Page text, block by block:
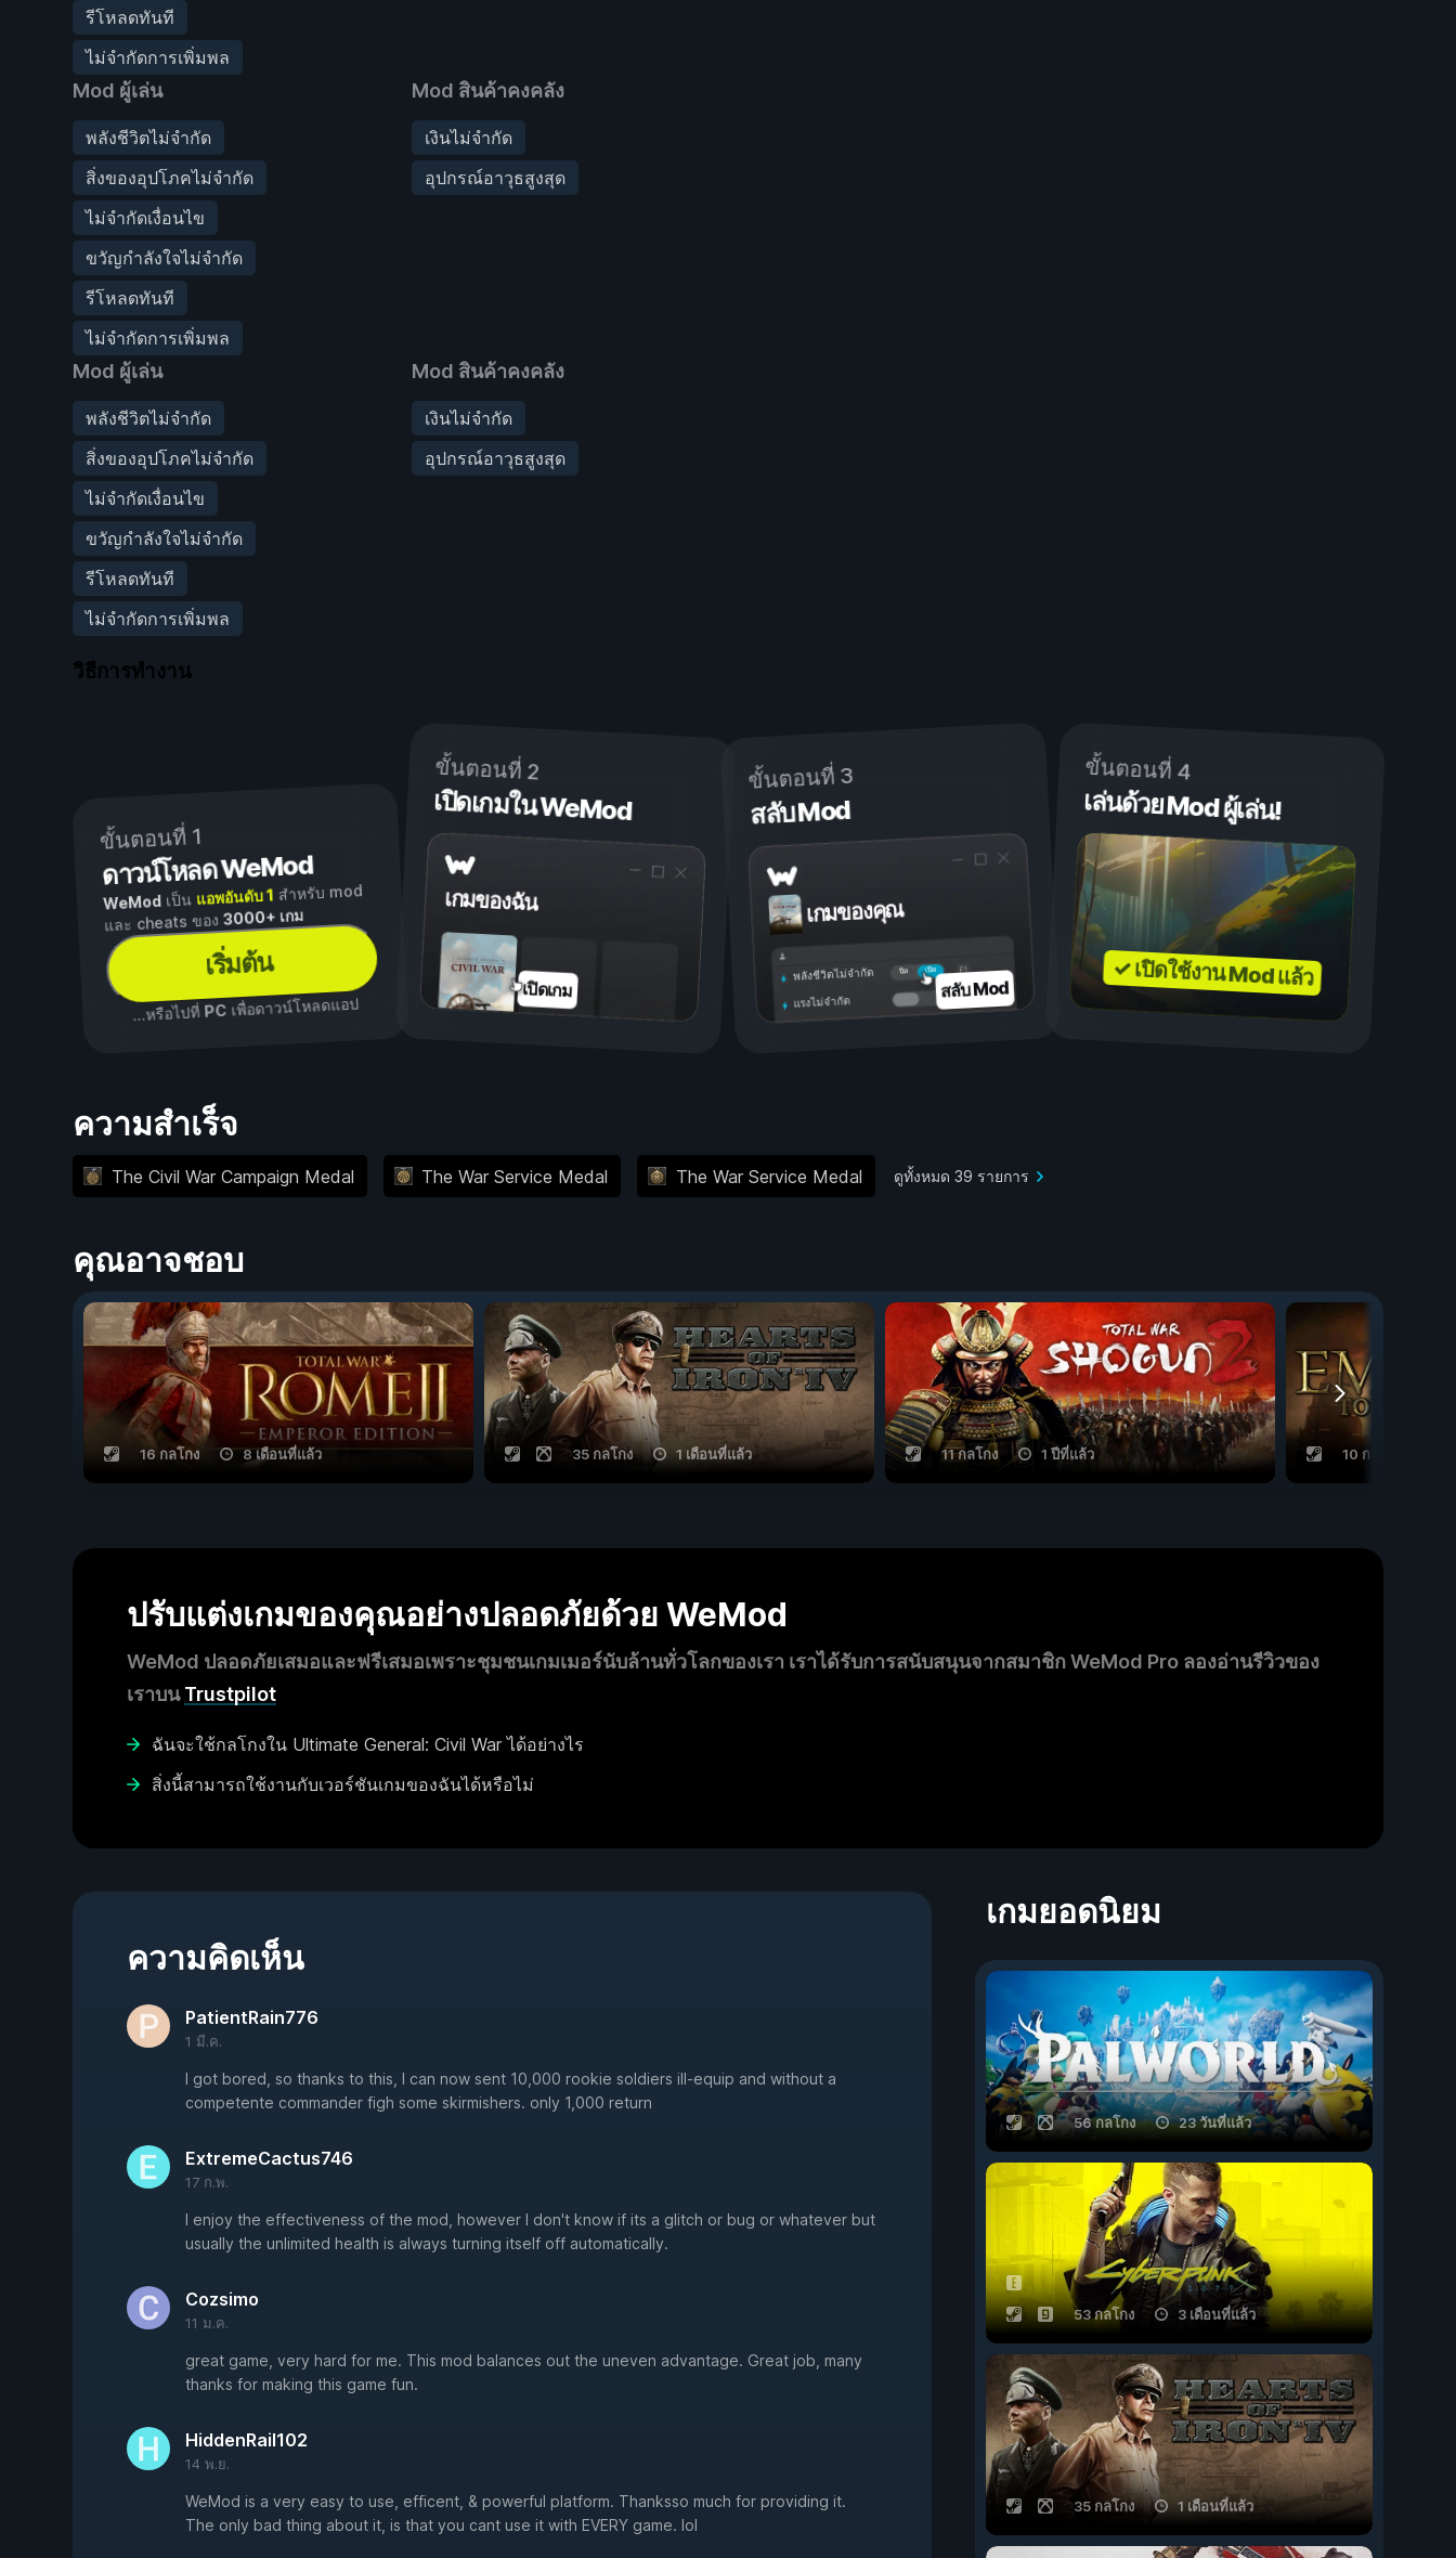
รีโหลดทันที
ไม่จำกัดการเพิ่มพล
Mod ผู้เล่น
พลังชีวิตไม่จำกัด
สิ่งของอุปโภคไม่จำกัด
ไม่จำกัดเงื่อนไข
ขวัญกำลังใจไม่จำกัด
รีโหลดทันที
ไม่จำกัดการเพิ่มพล
Mod สินค้าคงคลัง
เงินไม่จำกัด
อุปกรณ์อาวุธสูงสุด
Mod ผู้เล่น
พลังชีวิตไม่จำกัด
สิ่งของอุปโภคไม่จำกัด
ไม่จำกัดเงื่อนไข
ขวัญกำลังใจไม่จำกัด
รีโหลดทันที
ไม่จำกัดการเพิ่มพล
Mod สินค้าคงคลัง
เงินไม่จำกัด
อุปกรณ์อาวุธสูงสุด
วิธีการทำงาน
ขั้นตอนที่ 1
ดาวน์โหลด WeMod
WeModเป็น แอพอันดับ 1 สำหรับ mod
และ cheats ของ3000+ เกม
เริ่มต้น
...หรือไปที่ PCเพื่อดาวน์โหลดแอป
ขั้นตอนที่ 2
เปิดเกมใน WeMod
เกมของฉัน
เปิดเกม
ขั้นตอนที่ 3
สลับ Mod
เกมของคุณ
เปิด
ปิด
พลังชีวิตไม่จำกัด
แรงไม่จำกัด สลับ Mod
ขั้นตอนที่ 4
เล่นด้วย Mod ผู้เล่น!
✓ เปิดใช้งาน Mod แล้ว
ความสำเร็จ
The Civil War Campaign Medal The War Service Medal The War Service Medal ดูทั้งหมด 39 รายการ
คุณอาจชอบ
16 กลโกง 8 เดือนที่แล้ว 35 กลโกง 1 เดือนที่แล้ว 11 กลโกง 1 ปีที่แล้ว 10 กลโกง
ปรับแต่งเกมของคุณอย่างปลอดภัยด้วย WeMod
WeMod ปลอดภัยเสมอและฟรีเสมอเพราะชุมชนเกมเมอร์นับล้านทั่วโลกของเรา เราได้รับการสนับสนุนจากสมาชิก WeMod Pro ลองอ่านรีวิวของ
เราบนTrustpilot
ฉันจะใช้กลโกงใน Ultimate General: Civil War ได้อย่างไร
สิ่งนี้สามารถใช้งานกับเวอร์ชันเกมของฉันได้หรือไม่
ความคิดเห็น
PatientRain776
1 มี.ค.
I got bored, so thanks to this, I can now sent 10,000 rookie soldiers ill-equip and without a
competente commander figh some skirmishers. only 1,000 return
ExtremeCactus746
17 ก.พ.
I enjoy the effectiveness of the mod, however I don't know if its a glitch or bug or whatever but
usually the unlimited health is always turning itself off automatically.
Cozsimo
11 ม.ค.
great game, very hard for me. This mod balances out the uneven advantage. Great job, many
thanks for making this game fun.
HiddenRail102
14 พ.ย.
WeMod is a very easy to use, efficent, & powerful platform. Thanksso much for providing it.
The only bad thing about it, is that you cant use it with EVERY game. lol
เกมยอดนิยม
56 กลโกง 23 วันที่แล้ว
53 กลโกง 3 เดือนที่แล้ว
35 กลโกง 1 เดือนที่แล้ว